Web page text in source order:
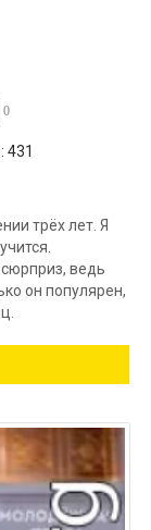
0
431
трёх лет. Я
ведь
он популярен,